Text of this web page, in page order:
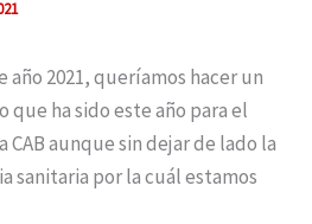
2021, queríamos hacer un
que ha sido este año para el
aunque sin dejar de lado la
sanitaria por la cuál estamos